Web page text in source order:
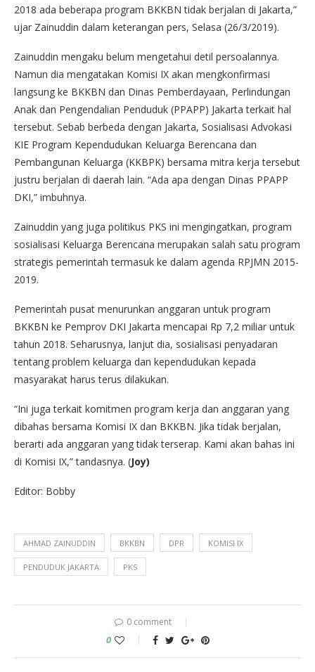
2018 ada beberapa program BKKBN tidak berjalan di Jakarta,”
ujar Zainuddin dalam keterangan pers, Selasa (26/3/2019).
Zainuddin mengaku belum mengetahui detil persoalannya.
Namun dia mengatakan Komisi IX akan mengkonfirmasi
langsung ke BKKBN dan Dinas Pemberdayaan, Perlindungan
Anak dan Pengendalian Penduduk (PPAPP) Jakarta terkait hal
tersebut. Sebab berbeda dengan Jakarta, Sosialisasi Advokasi
KIE Program Kependudukan Keluarga Berencana dan
Pembangunan Keluarga (KKBPK) bersama mitra kerja tersebut
justru berjalan di daerah lain. “Ada apa dengan Dinas PPAPP
DKI,” imbuhnya.
Zainuddin yang juga politikus PKS ini mengingatkan, program
sosialisasi Keluarga Berencana merupakan salah satu program
strategis pemerintah termasuk ke dalam agenda RPJMN 2015-
2019.
Pemerintah pusat menurunkan anggaran untuk program
BKKBN ke Pemprov DKI Jakarta mencapai Rp 7,2 miliar untuk
tahun 2018. Seharusnya, lanjut dia, sosialisasi penyadaran
tentang problem keluarga dan kependudukan kepada
masyarakat harus terus dilakukan.
“Ini juga terkait komitmen program kerja dan anggaran yang
dibahas bersama Komisi IX dan BKKBN. Jika tidak berjalan,
berarti ada anggaran yang tidak terserap. Kami akan bahas ini
di Komisi IX,” tandasnya. (Joy)
Editor: Bobby
AHMAD ZAINUDDIN BKKBN DPR KOMISI IX
PENDUDUK JAKARTA PKS
0 comment
0